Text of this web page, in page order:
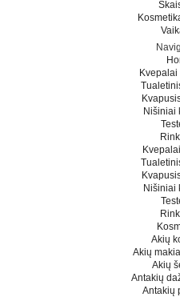
Kvepalai
Nišiniai
Nišiniai
Akių
Akių
Akių
Antakių
Antakių